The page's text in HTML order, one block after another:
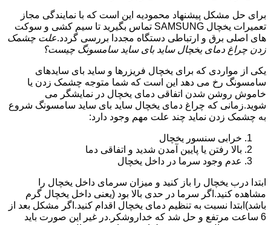
برای حل مشکل پیشنهاد محمودیه این است که با نمایندگی مجاز
تعمیرات یخچال SAMSUNG تماس بگیرید تا سیم کشی و سوکت
های اصلی برق و ارتباطی دستگاه مجددا بررسی گردد.علت چشمک
زدن چراغ دمای یخچال ساید بای ساید سامسونگ چیست؟
یکی از مواردی که برای یخچال فریزرها و ساید بای سایدهای
سامسونگ رخ می دهد این است که شما متوجه چشمک زدن یا
خاموش روشن شدن اتفاقی دمای یخچال در نمایشگر می
شوید.زمانی که چراغ دمای یخچال ساید بای ساید سامسونگ شروع
به چشمک زدن نماید چند علت مهم وجود دارد:
خرابی سنسور یخچال
بالا رفتن یا پایین آمدن شدید و اتفاقی دما
عدم وجود سرما در داخل یخچال
ابتدا درب یخچال را باز کنید و میزان سرمای داخل یخچال را
مشاهده کنید.اگر سرما در حدی بالا بود (یعنی داخل یخچال گرم
باشد)ابتدا نسبت به تنظیم دمای یخچال اقدام کنید.اگر مشکل بعد از
6 ساعت مرتفع و حل شد که خداروشکر.در غیر این صورت باید